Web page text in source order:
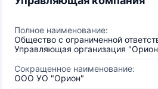
Полное наименование:
Общество с ограниченной
Управляющая организация
Сокращенное наименование:
ООО УО "Орион"